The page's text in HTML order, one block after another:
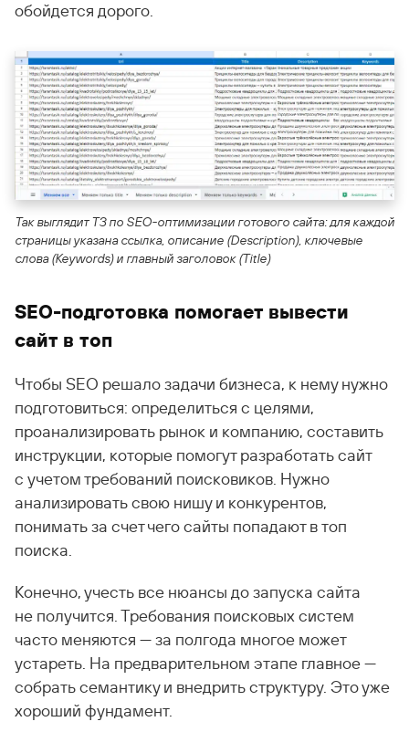
обойдется дорого.
Так выглядит ТЗ по SEO-оптимизации готового сайта: для каждой
страницы указана ссылка, описание (Description), ключевые
слова (Keywords) и главный заголовок (Title)
SEO-подготовка помогает вывести
сайт в топ
Чтобы SEO решало задачи бизнеса, к нему нужно
подготовиться: определиться с целями,
проанализировать рынок и компанию, составить
инструкции, которые помогут разработать сайт
с учетом требований поисковиков. Нужно
анализировать свою нишу и конкурентов,
понимать за счет чего сайты попадают в топ
поиска.
Конечно, учесть все нюансы до запуска сайта
не получится. Требования поисковых систем
часто меняются — за полгода многое может
устареть. На предварительном этапе главное —
собрать семантику и внедрить структуру. Это уже
хороший фундамент.